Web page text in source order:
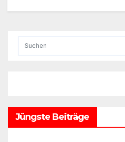
Jüngste Beiträge